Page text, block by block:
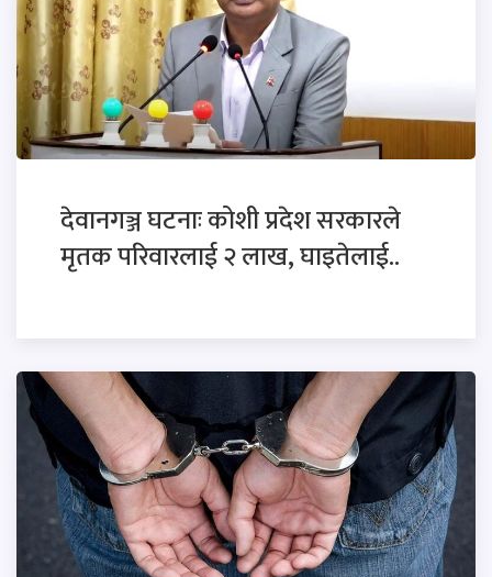
देवानगञ्ज घटनाः कोशी प्रदेश सरकारले
मृतक परिवारलाई २ लाख, घाइतेलाई..